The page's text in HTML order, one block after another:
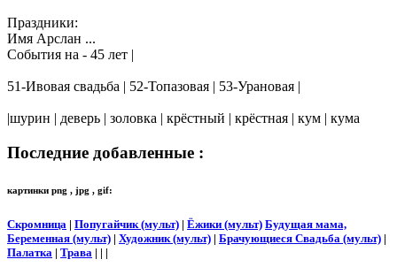
Праздники:
Имя Арслан ...
События на - 45 лет |
51-Ивовая свадьба | 52-Топазовая | 53-Урановая |
|шурин | деверь | золовка | крёстный | крёстная | кум | кума
Последние добавленные :
картинки png , jpg , gif:
Скромница | Попугайчик (мульт) | Ёжики (мульт) Будущая мама,
Беременная (мульт) | Художник (мульт) | Брачующиеся Свадьба (мульт) |
Палатка | Трава | | |